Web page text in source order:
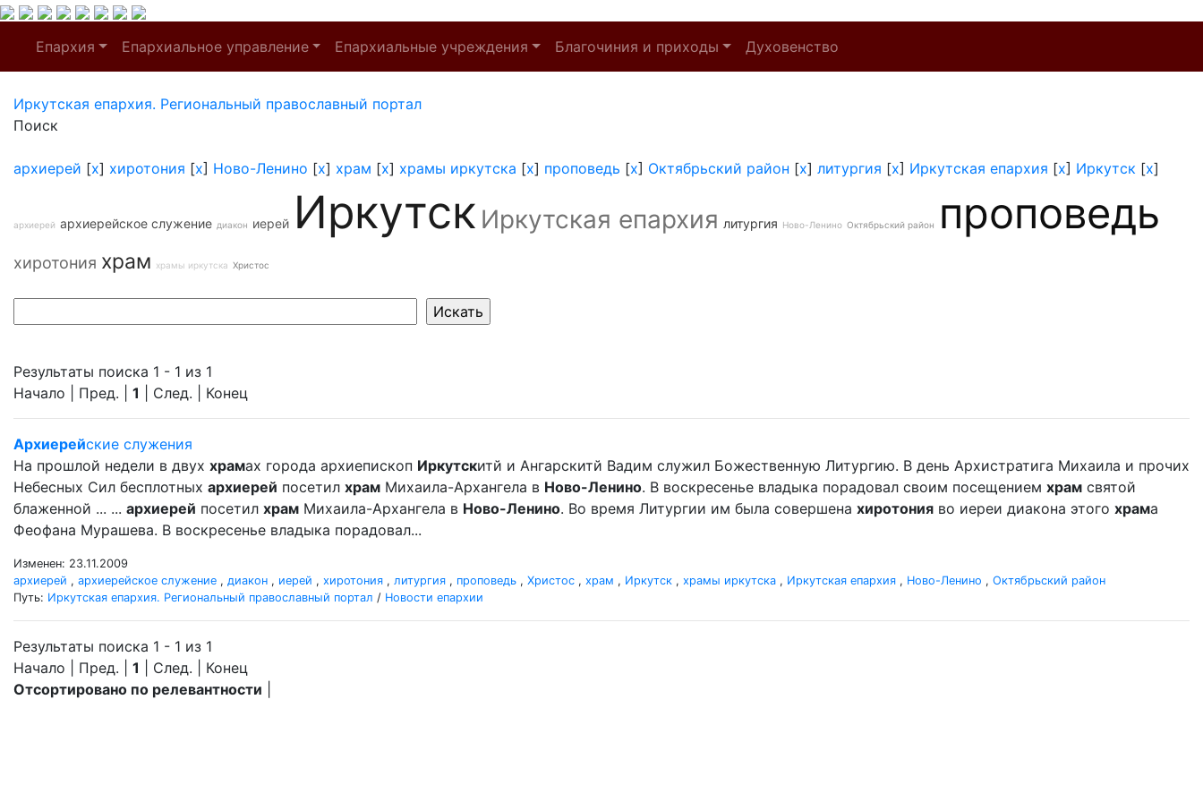
Епархия Епархиальное управление Епархиальные учреждения Благочиния и приходы Духовенство
Иркутская епархия. Региональный православный портал
Поиск
архиерей [x] хиротония [x] Ново-Ленино [x] храм [x] храмы иркутска [x] проповедь [x] Октябрьский район [x] литургия [x] Иркутская епархия [x] Иркутск [x]
архиерей архиерейское служение диакон иерей Иркутск Иркутская епархия литургия Ново-Ленино Октябрьский район проповедь
хиротония храм храмы иркутска Христос
Результаты поиска 1 - 1 из 1
Начало | Пред. | 1 | След. | Конец
Архиерейские служения
На прошлой недели в двух храмах города архиепископ Иркутскитй и Ангарскитй Вадим служил Божественную Литургию. В день Архистратига Михаила и прочих
Небесных Сил бесплотных архиерей посетил храм Михаила-Архангела в Ново-Ленино. В воскресенье владыка порадовал своим посещением храм святой
блаженной ... ... архиерей посетил храм Михаила-Архангела в Ново-Ленино. Во время Литургии им была совершена хиротония во иереи диакона этого храма
Феофана Мурашева. В воскресенье владыка порадовал...
Изменен: 23.11.2009
архиерей , архиерейское служение , диакон , иерей , хиротония , литургия , проповедь , Христос , храм , Иркутск , храмы иркутска , Иркутская епархия , Ново-Ленино , Октябрьский район
Путь: Иркутская епархия. Региональный православный портал / Новости епархии
Результаты поиска 1 - 1 из 1
Начало | Пред. | 1 | След. | Конец
Отсортировано по релевантности